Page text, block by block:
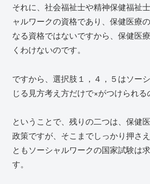
それに、社会福祉士や精神保健福祉
ャルワークの資格であり、保健医療
なる資格ではないですから、保健医
くわけないのです。
ですから、選択肢１，４，５はソー
じる見方考え方だけで×がつけられる
ということで、残りの二つは、保健
政策ですが、そこまでしっかり押さ
ともソーシャルワークの国家試験は
す。